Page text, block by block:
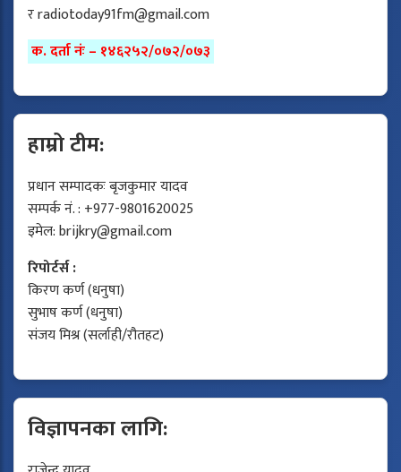
रradiotoday91fm@gmail.com
क. दर्ता नंः – १४६२५२/०७२/०७३
हाम्रो टीम:
प्रधान सम्पादकः बृजकुमार यादव
सम्पर्क नं. : +977-9801620025
इमेल:brijkry@gmail.com
रिपोर्टर्स :
किरण कर्ण (धनुषा)
सुभाष कर्ण (धनुषा)
संजय मिश्र (सर्लाही/रौतहट)
विज्ञापनका लागि: